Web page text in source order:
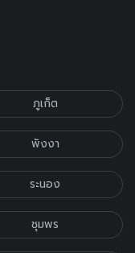
ภูเก็ต
พังงา
ระนอง
ชุมพร